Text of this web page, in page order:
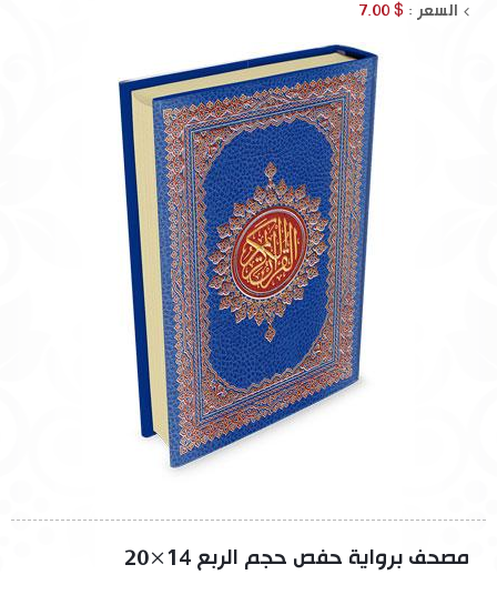
السعر : $ 7.00
مصحف برواية حفص حجم الربع 14×20